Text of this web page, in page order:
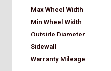
Max Wheel Width
Min Wheel Width
Outside Diameter
Sidewall
Warranty Mileage